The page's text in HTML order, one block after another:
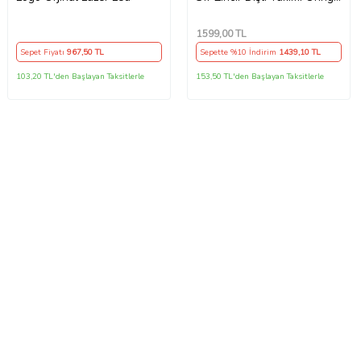
Sepet Fiyatı967,50 TL
103,20 TL'den Başlayan Taksitlerle
Bakla Supermto
1599,00 TL
Sepette %10 İndirim 1439,10 TL
153,50 TL'den Başlayan Taksitlerle